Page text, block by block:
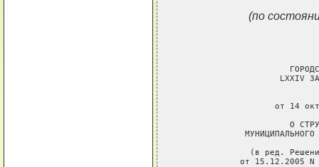
(по
LXXIV
от 14
О
(в ред.
от 15.12.2005